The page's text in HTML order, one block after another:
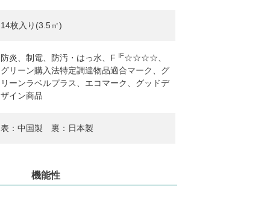
14枚入り(3.5㎡)
防炎、制電、防汚・はっ水、F IF☆☆☆☆、
グリーン購入法特定調達物品適合マーク、グ
リーンラベルプラス、エコマーク、グッドデ
ザイン商品
表：中国製 裏：日本製
機能性